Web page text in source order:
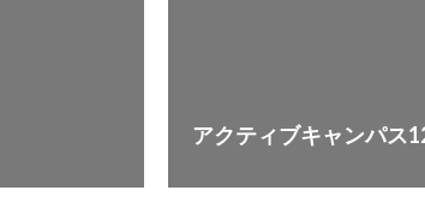
アクティブキャンパス